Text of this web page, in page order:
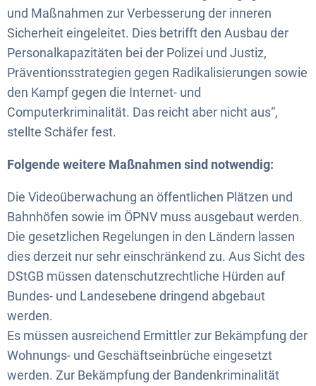
und Maßnahmen zur Verbesserung der inneren
Sicherheit eingeleitet. Dies betrifft den Ausbau der
Personalkapazitäten bei der Polizei und Justiz,
Präventionsstrategien gegen Radikalisierungen sowie
den Kampf gegen die Internet- und
Computerkriminalität. Das reicht aber nicht aus“,
stellte Schäfer fest.
Folgende weitere Maßnahmen sind notwendig:
Die Videoüberwachung an öffentlichen Plätzen und
Bahnhöfen sowie im ÖPNV muss ausgebaut werden.
Die gesetzlichen Regelungen in den Ländern lassen
dies derzeit nur sehr einschränkend zu. Aus Sicht des
DStGB müssen datenschutzrechtliche Hürden auf
Bundes- und Landesebene dringend abgebaut
werden.
Es müssen ausreichend Ermittler zur Bekämpfung der
Wohnungs- und Geschäftseinbrüche eingesetzt
werden. Zur Bekämpfung der Bandenkriminalität